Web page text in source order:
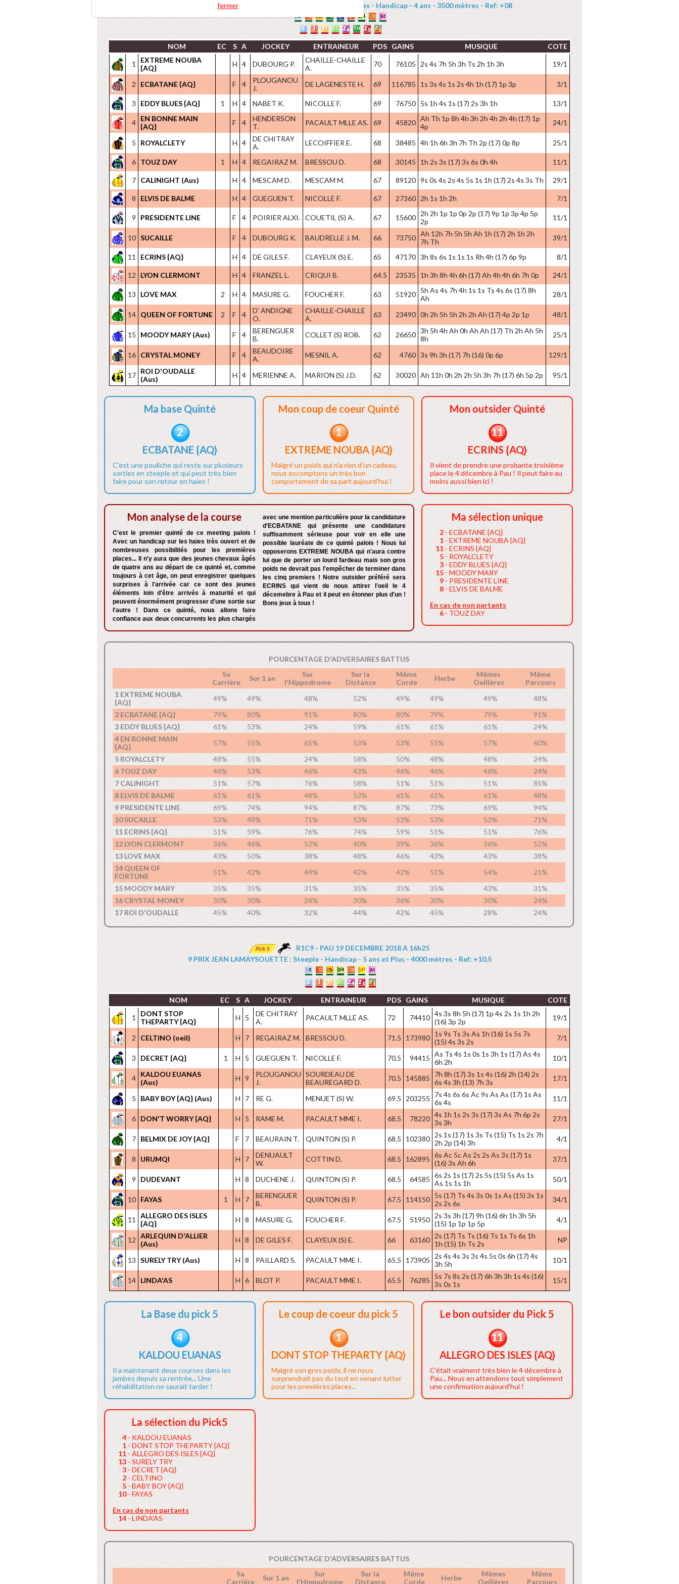
fermer
4 PRIX BIRABEN FOIE GRAS (PRIX GEORGES PASTRE) : Haies - Handicap - 4 ans - 3500 mètres - Ref: +08
NOM EC S A JOCKEY ENTRAINEUR PDS GAINS MUSIQUE COTE
1
EXTREME NOUBA
{AQ}
H 4 DUBOURG P.
CHAILLE-CHAILLE
A.
70 76105 2s 4s 7h 5h 3h Ts 2h 1h 3h 19/1
2 ECBATANE {AQ} F 4
PLOUGANOU
J.
DE LAGENESTE H. 69 116785 1s 3s 4s 1s 2s 4h 1h (17) 1p 3p 3/1
3 EDDY BLUES {AQ} 1 H 4 NABET K. NICOLLE F. 69 76750 5s 1h 4s 1s (17) 2s 3h 1h 13/1
4 EN BONNE MAIN
{AQ}
F 4
HENDERSON
T.
PACAULT MLLE AS. 69 45820 Ah Th 1p 8h 4h 3h 2h 4h 2h 4h (17) 1p
4p
24/1
5 ROYALCLETY H 4
DE CHITRAY
A.
LECOIFFIER E. 68 38485 4h 1h 6h 3h 7h Th 2p (17) 0p 8p 25/1
6 TOUZ DAY 1 H 4 REGAIRAZ M. BRESSOU D. 68 30145 1h 2s 3s (17) 3s 6s 0h 4h 11/1
7 CALINIGHT (Aus) H 4 MESCAM D. MESCAM M. 67 89120 9s 0s 4s 2s 4s 5s 1s 1h (17) 2s 4s 3s Th 29/1
8 ELVIS DE BALME H 4 GUEGUEN T. NICOLLE F. 67 27360 2h 1s 1h 2h 7/1
9 PRESIDENTE LINE F 4 POIRIER ALXI. COUETIL (S) A. 67 15600 2h 2h 1p 1p 0p 2p (17) 9p 1p 3p 4p 5p
2p
11/1
10 SUCAILLE F 4 DUBOURG K. BAUDRELLE J. M. 66 73750 Ah 12h 7h 5h 5h Ah 1h (17) 2h 1h 2h
7h Th
39/1
11 ECRINS {AQ} H 4 DE GILES F. CLAYEUX (S) E. 65 47170 3h 8s 6s 1s 1s 1s Rh 4h (17) 6p 9p 8/1
12 LYON CLERMONT H 4 FRANZEL L. CRIQUI B. 64.5 23535 1h 3h 8h 4h 6h (17) Ah 4h 4h 6h 7h 0p 24/1
13 LOVE MAX 2 H 4 MASURE G. FOUCHER F. 63 51920 5h As 4s 7h 4h 1s 1s Ts 4s 6s (17) 8h
Ah
28/1
14 QUEEN OF FORTUNE 2 F 4
D' ANDIGNE
O.
CHAILLE-CHAILLE
A.
63 23490 0h 2h 5h 5h 2h 2h Ah (17) 4p 2p 1p 48/1
15 MOODY MARY (Aus) F 4
BERENGUER
B.
COLLET (S) ROB. 62 26650 3h 5h 4h Ah 0h Ah Ah (17) Th 2h Ah 5h
8h
25/1
16 CRYSTAL MONEY F 4
BEAUDOIRE
A.
MESNIL A. 62 4760 3s 9h 3h (17) 7h (16) 0p 6p 129/1
17 ROI D'OUDALLE
(Aus)
H 4 MERIENNE A. MARION (S) J.D. 62 30020 Ah 11h 0h 2h 2h 5h 3h 7h (17) 6h 5p 2p 95/1
Ma base Quinté
2
ECBATANE {AQ}
C'est une pouliche qui reste sur plusieurs
sorties en steeple et qui peut très bien
faire pour son retour en haies !
Mon coup de coeur Quinté
1
EXTREME NOUBA {AQ}
Malgré un poids qui n'a rien d'un cadeau,
nous escomptons un très bon
comportement de sa part aujourd'hui !
Mon outsider Quinté
11
ECRINS {AQ}
Il vient de prendre une probante troisième
place le 4 décembre à Pau ! Il peut faire au
moins aussi bien ici !
Mon analyse de la course
C'est le premier quinté de ce meeting palois !
Avec un handicap sur les haies très ouvert et de
nombreuses possibilités pour les premières
places... Il n'y aura que des jeunes chevaux âgés
de quatre ans au départ de ce quinté et, comme
toujours à cet âge, on peut enregistrer quelques
surprises à l'arrivée car ce sont des jeunes
éléments loin d'être arrivés à maturité et qui
peuvent énormément progresser d'une sortie sur
l'autre ! Dans ce quinté, nous allons faire
confiance aux deux concurrents les plus chargés
avec une mention particulière pour la candidature
d'ECBATANE qui présente une candidature
suffisamment sérieuse pour voir en elle une
possible lauréate de ce quinté palois ! Nous lui
opposerons EXTREME NOUBA qui n'aura contre
lui que de porter un lourd fardeau mais son gros
poids ne devrait pas l'empêcher de terminer dans
les cinq premiers ! Notre outsider préféré sera
ECRINS qui vient de nous attirer l'oeil le 4
décemebre à Pau et il peut en étonner plus d'un !
Bons jeux à tous !
Ma sélection unique
2- ECBATANE {AQ}
1- EXTREME NOUBA {AQ}
11- ECRINS {AQ}
5- ROYALCLETY
3- EDDY BLUES {AQ}
15- MOODY MARY
9- PRESIDENTE LINE
8- ELVIS DE BALME
En cas de non partants
6- TOUZ DAY
POURCENTAGE D'ADVERSAIRES BATTUS
Sa
Carrière
Sur 1 an
Sur
l'Hippodrome
Sur la
Distance
Même
Corde
Herbe
Mêmes
Oeillères
Même
Parcours
1 EXTREME NOUBA
{AQ}
49% 49% 48% 52% 49% 49% 49%
48%
2 ECBATANE {AQ}
79% 80% 91% 80% 80% 79% 79%
91%
3 EDDY BLUES {AQ}
61% 53% 24% 59% 61% 61% 61%
24%
4 EN BONNE MAIN
{AQ}
57% 55% 65% 53% 53% 55% 57%
60%
5 ROYALCLETY
48% 55% 24% 58% 50% 48% 48%
24%
6 TOUZ DAY
46% 53% 46% 43% 46% 46% 46%
24%
7 CALINIGHT
51% 57% 76% 58% 51% 51% 51%
85%
8 ELVIS DE BALME
61% 61% 48% 53% 61% 61% 61%
48%
9 PRESIDENTE LINE
69% 74% 94% 87% 87% 73% 69%
94%
10 SUCAILLE
53% 48% 71% 53% 53% 53% 53%
71%
11 ECRINS {AQ}
51% 59% 76% 74% 59% 51% 51%
76%
12 LYON CLERMONT
36% 46% 52% 40% 39% 36% 36%
52%
13 LOVE MAX
43% 50% 38% 48% 46% 43% 43%
38%
14 QUEEN OF
FORTUNE
51% 42% 44% 42% 42% 51% 54%
21%
15 MOODY MARY
35% 35% 31% 35% 35% 35% 43%
31%
16 CRYSTAL MONEY
30% 30% 24% 30% 36% 30% 30%
24%
17 ROI D'OUDALLE
45% 40% 32% 44% 42% 45% 28% 24%
R1C9 - PAU 19 DECEMBRE 2018 A 16h25
9 PRIX JEAN LAMAYSOUETTE : Steeple - Handicap - 5 ans et Plus - 4000 mètres - Ref: +10,5
NOM EC S A JOCKEY ENTRAINEUR PDS GAINS MUSIQUE COTE
1
DONT STOP
THEPARTY {AQ}
H 5
DE CHITRAY
A.
PACAULT MLLE AS. 72 74410 4s 3s 8h 5h (17) 1p 4s 2s 1s 1h 2h
(16) 3p 2p
19/1
2 CELTINO (oeil) H 7 REGAIRAZ M. BRESSOU D. 71.5 173980 1s 9s Ts 3s As 1h (16) 1s 5s 7s
(15) 4s 3s 2s
7/1
3 DECRET {AQ} 1 H 5 GUEGUEN T. NICOLLE F. 70.5 94415 As Ts 4s 1s 0s 1s 3h 1s (17) As 4s
6h 2h
10/1
4 KALDOU EUANAS
(Aus)
H 9
PLOUGANOU
J.
SOURDEAU DE
BEAUREGARD D.
70.5 145885
7h 8h (17) 3s 1s 4s (16) 2h (14) 2s
6s 4s 3h (13) 7h 3s
17/1
5 BABY BOY {AQ} (Aus) H 7 RE G. MENUET (S) W. 69.5 203255
7s 4s 6s 6s Ac 9s As As (17) 1s As
6s 4s
11/1
6 DON'T WORRY {AQ} H 5 RAME M. PACAULT MME I. 68.5 78220 4s 1h 1s 2s 3s (17) 3s As 7h 6p 2s
3s 3h
27/1
7 BELMIX DE JOY {AQ} F 7 BEAURAIN T. QUINTON (S) P. 68.5 102380 2s 1s (17) 1s 3s Ts (15) Ts 1s 2s 7h
2h 2p (14) 3h
4/1
8 URUMQI H 7
DENUAULT
W.
COTTIN D. 68.5 162895 6s Ac 5c As 2s 2s As 3s (17) 1s
(16) 3s Ah 6h
37/1
9 DUDEVANT H 8 DUCHENE J. QUINTON (S) P. 68.5 64585 6s 2s 1s (17) 2s 5s (15) 5s As 1s
As 1s 1s 1h
50/1
10 FAYAS 1 H 7
BERENGUER
B.
QUINTON (S) P. 67.5 114150 5s (17) Ts 4s 3s 0s 1s As (15) 3s 1s
2s 2s 6s
34/1
11
ALLEGRO DES ISLES
{AQ}
H 8 MASURE G. FOUCHER F. 67.5 51950 2s 3s 3h (17) 9h (16) 6h 1h 3h 5h
(15) 1p 1p 1p 5p
4/1
12 ARLEQUIN D'ALLIER
(Aus)
H 8 DE GILES F. CLAYEUX (S) E. 66 63160 2s (17) Ts Ts (16) Ts 1s Ts 6s 1h
1h (15) 1h Ts 2s
NP
13 SURELY TRY (Aus) H 8 PAILLARD S. PACAULT MME I. 65.5 173905
2s 4s 4s 3s 3s 4s 5s 0s 6h (17) 4s
3h 5h
10/1
14 LINDA'AS H 6 BLOT P. PACAULT MME I. 65.5 76285
5s 7s 8s 2s (17) 6h 3h 3h 1s 4s (16)
3s 0s 1s
15/1
La Base du pick 5
4
KALDOU EUANAS
Il a maintenant deux courses dans les
jambes depuis sa rentrée... Une
réhabilitation ne saurait tarder !
Le coup de coeur du pick 5
1
DONT STOP THEPARTY {AQ}
Malgré son gros poids, il ne nous
surprendrait pas du tout en venant lutter
pour les premières places...
Le bon outsider du Pick 5
11
ALLEGRO DES ISLES {AQ}
C'était vraiment très bien le 4 décembre à
Pau... Nous en attendons tout simplement
une confirmation aujourd'hui !
La sélection du Pick5
4- KALDOU EUANAS
1- DONT STOP THEPARTY {AQ}
11- ALLEGRO DES ISLES {AQ}
13- SURELY TRY
3- DECRET {AQ}
2- CELTINO
5- BABY BOY {AQ}
10- FAYAS
En cas de non partants
14- LINDA'AS
POURCENTAGE D'ADVERSAIRES BATTUS
Sa
Carrière
Sur 1 an
Sur
l'Hippodrome
Sur la
Distance
Même
Corde
Herbe
Mêmes
Oeillères
Même
Parcours